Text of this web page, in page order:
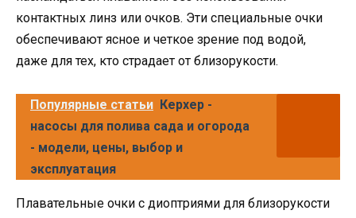
контактных линз или очков. Эти специальные очки
обеспечивают ясное и четкое зрение под водой,
даже для тех, кто страдает от близорукости.
Популярные статьи Керхер -
насосы для полива сада и огорода
- модели, цены, выбор и
эксплуатация
Плавательные очки с диоптриями для близорукости